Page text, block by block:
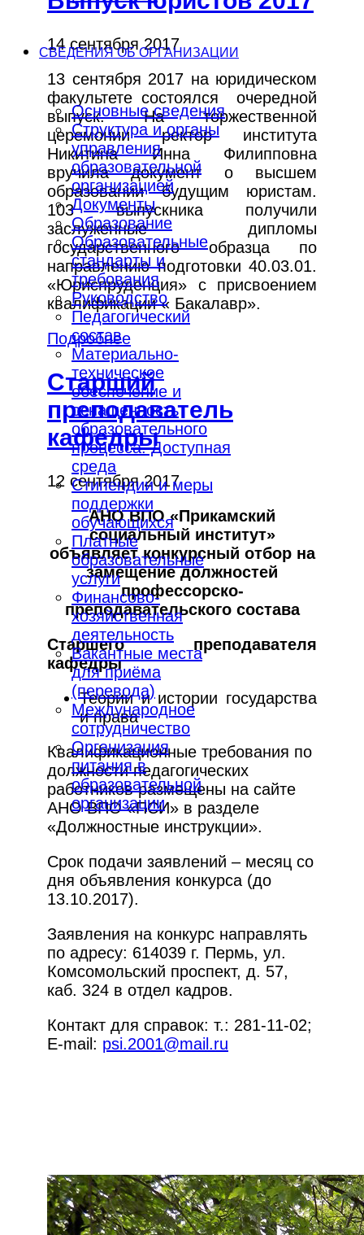
СВЕДЕНИЯ ОБ ОРГАНИЗАЦИИ
Основные сведения
Структура и органы
управления
образовательной
организацией
Документы
Образование
Образовательные
стандарты и
требования
Руководство
Педагогический
состав
Материально-
техническое
обеспечение и
оснащенность
образовательного
процесса. Доступная
среда
Стипендии и меры
поддержки
обучающихся
Платные
образовательные
услуги
Финансово-
хозяйственная
деятельность
Вакантные места
для приёма
(перевода)
Международное
сотрудничество
Организация
питания в
образовательной
организации
14 сентября 2017
13 сентября 2017 на юридическом
факультете состоялся очередной
выпуск. На торжественной
церемонии ректор института
Никитина Инна Филипповна
вручила документ о высшем
образовании будущим юристам.
103 выпускника получили
заслуженные дипломы
государственного образца по
направлению подготовки 40.03.01.
«Юриспруденция» с присвоением
квалификации « Бакалавр».
Подробнее
Старший
преподаватель
кафедры
12 сентября 2017
АНО ВПО «Прикамский
социальный институт»
объявляет конкурсный отбор на
замещение должностей
профессорско-
преподавательского состава
Старшего преподавателя
кафедры
Теории и истории государства
и права
Квалификационные требования по
должности педагогических
работников размещены на сайте
АНО ВПО «ПСИ» в разделе
«Должностные инструкции».
Срок подачи заявлений – месяц со
дня объявления конкурса (до
13.10.2017).
Заявления на конкурс направлять
по адресу: 614039 г. Пермь, ул.
Комсомольский проспект, д. 57,
каб. 324 в отдел кадров.
Контакт для справок: т.: 281-11-02;
E-mail: psi.2001@mail.ru